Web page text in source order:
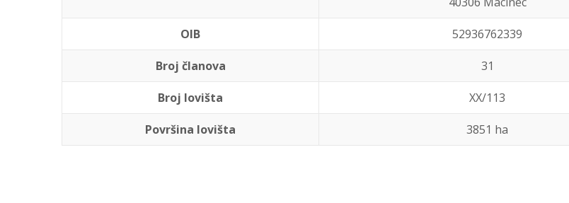
OIB 52936762339
Broj članova 31
Broj lovišta XX/113
Površina lovišta 3851 ha